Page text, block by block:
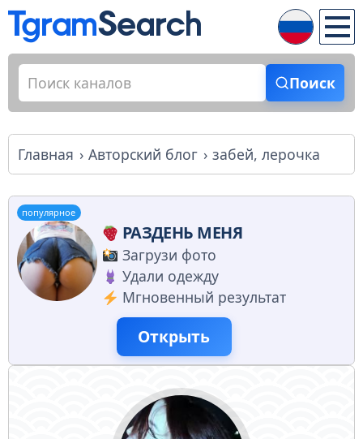
Поиск
Главная Авторский блог забей, лерочка
популярное
РАЗДЕНЬ МЕНЯ
Загрузи фото
Удали одежду
Мгновенный результат
Открыть